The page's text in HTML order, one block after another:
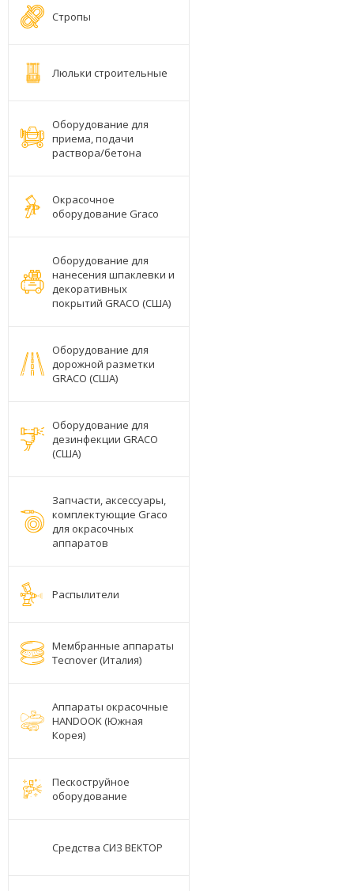
Стропы
Люльки строительные
Оборудование для
приема, подачи
раствора/бетона
Окрасочное
оборудование Graco
Оборудование для
нанесения шпаклевки и
декоративных
покрытий GRACO (США)
Оборудование для
дорожной разметки
GRACO (США)
Оборудование для
дезинфекции GRACO
(США)
Запчасти, аксессуары,
комплектующие Graco
для окрасочных
аппаратов
Распылители
Мембранные аппараты
Tecnover (Италия)
Аппараты окрасочные
HANDOOK (Южная
Корея)
Пескоструйное
оборудование
Средства СИЗ ВЕКТОР